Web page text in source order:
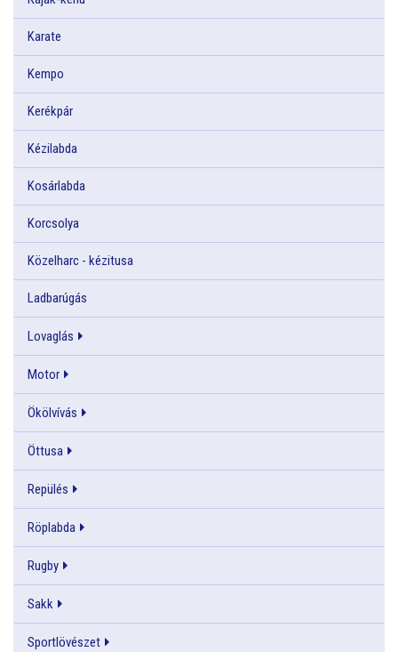
Karate
Kempo
Kerékpár
Kézilabda
Kosárlabda
Korcsolya
Közelharc - kézitusa
Ladbarúgás
Lovaglás
Motor
Ökölvívás
Öttusa
Repülés
Röplabda
Rugby
Sakk
Sportlövészet